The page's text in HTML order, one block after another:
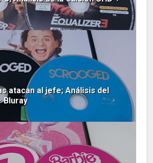
atacan al jefe; Análisis del
Bluray